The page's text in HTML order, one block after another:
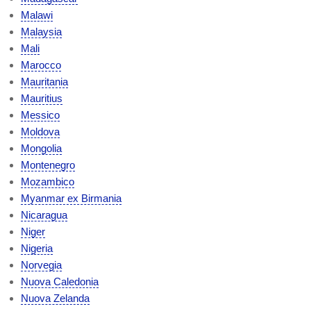
Malawi
Malaysia
Mali
Marocco
Mauritania
Mauritius
Messico
Moldova
Mongolia
Montenegro
Mozambico
Myanmar ex Birmania
Nicaragua
Niger
Nigeria
Norvegia
Nuova Caledonia
Nuova Zelanda